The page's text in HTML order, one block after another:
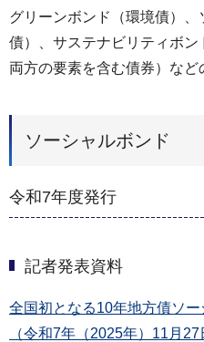
グリーンボンド（環境債）
債）、サステナビリティボ
両方の要素を含む債券）など
ソーシャルボンド
令和7年度発行
記者発表資料
全国初となる10年地方債ソ
（令和7年（2025年）11月